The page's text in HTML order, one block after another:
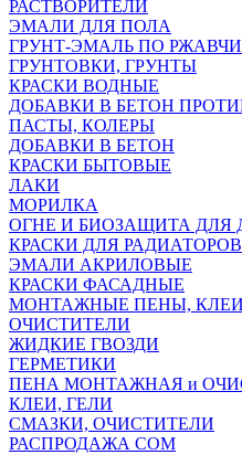
РАСТВОРИТЕЛИ
ЭМАЛИ ДЛЯ ПОЛА
ГРУНТ-ЭМАЛЬ ПО
ГРУНТОВКИ, ГРУНТЫ
КРАСКИ ВОДНЫЕ
ДОБАВКИ В БЕТОН
ПАСТЫ, КОЛЕРЫ
ДОБАВКИ В БЕТОН
КРАСКИ БЫТОВЫЕ
ЛАКИ
МОРИЛКА
ОГНЕ И БИОЗАЩИТА ДЛЯ
КРАСКИ ДЛЯ РАДИАТОРОВ
ЭМАЛИ АКРИЛОВЫЕ
КРАСКИ ФАСАДНЫЕ
МОНТАЖНЫЕ ПЕНЫ,
ОЧИСТИТЕЛИ
ЖИДКИЕ ГВОЗДИ
ГЕРМЕТИКИ
ПЕНА МОНТАЖНАЯ и
КЛЕИ, ГЕЛИ
СМАЗКИ, ОЧИСТИТЕЛИ
РАСПРОДАЖА СОМ